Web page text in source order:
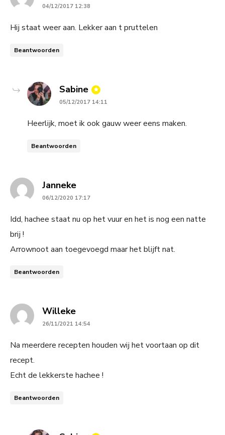
04/12/2017 12:38
Hij staat weer aan. Lekker aan t pruttelen
Beantwoorden
Sabine says:
05/12/2017 14:11
Heerlijk, moet ik ook gauw weer eens maken.
Beantwoorden
Jannekesays:
06/12/2020 17:17
Idd, hachee staat nu op het vuur en het is nog een natte
brij !
Arrownoot aan toegevoegd maar het blijft nat.
Beantwoorden
Willekesays:
26/11/2021 14:54
Na meerdere recepten houden wij het voortaan op dit
recept.
Echt de lekkerste hachee !
Beantwoorden